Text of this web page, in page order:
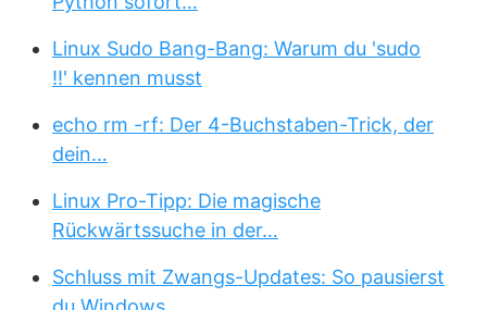
Linux Sudo Bang-Bang: Warum du 'sudo
!!' kennen musst
echo rm -rf: Der 4-Buchstaben-Trick, der
dein…
Linux Pro-Tipp: Die magische
Rückwärtssuche in der…
Schluss mit Zwangs-Updates: So pausierst